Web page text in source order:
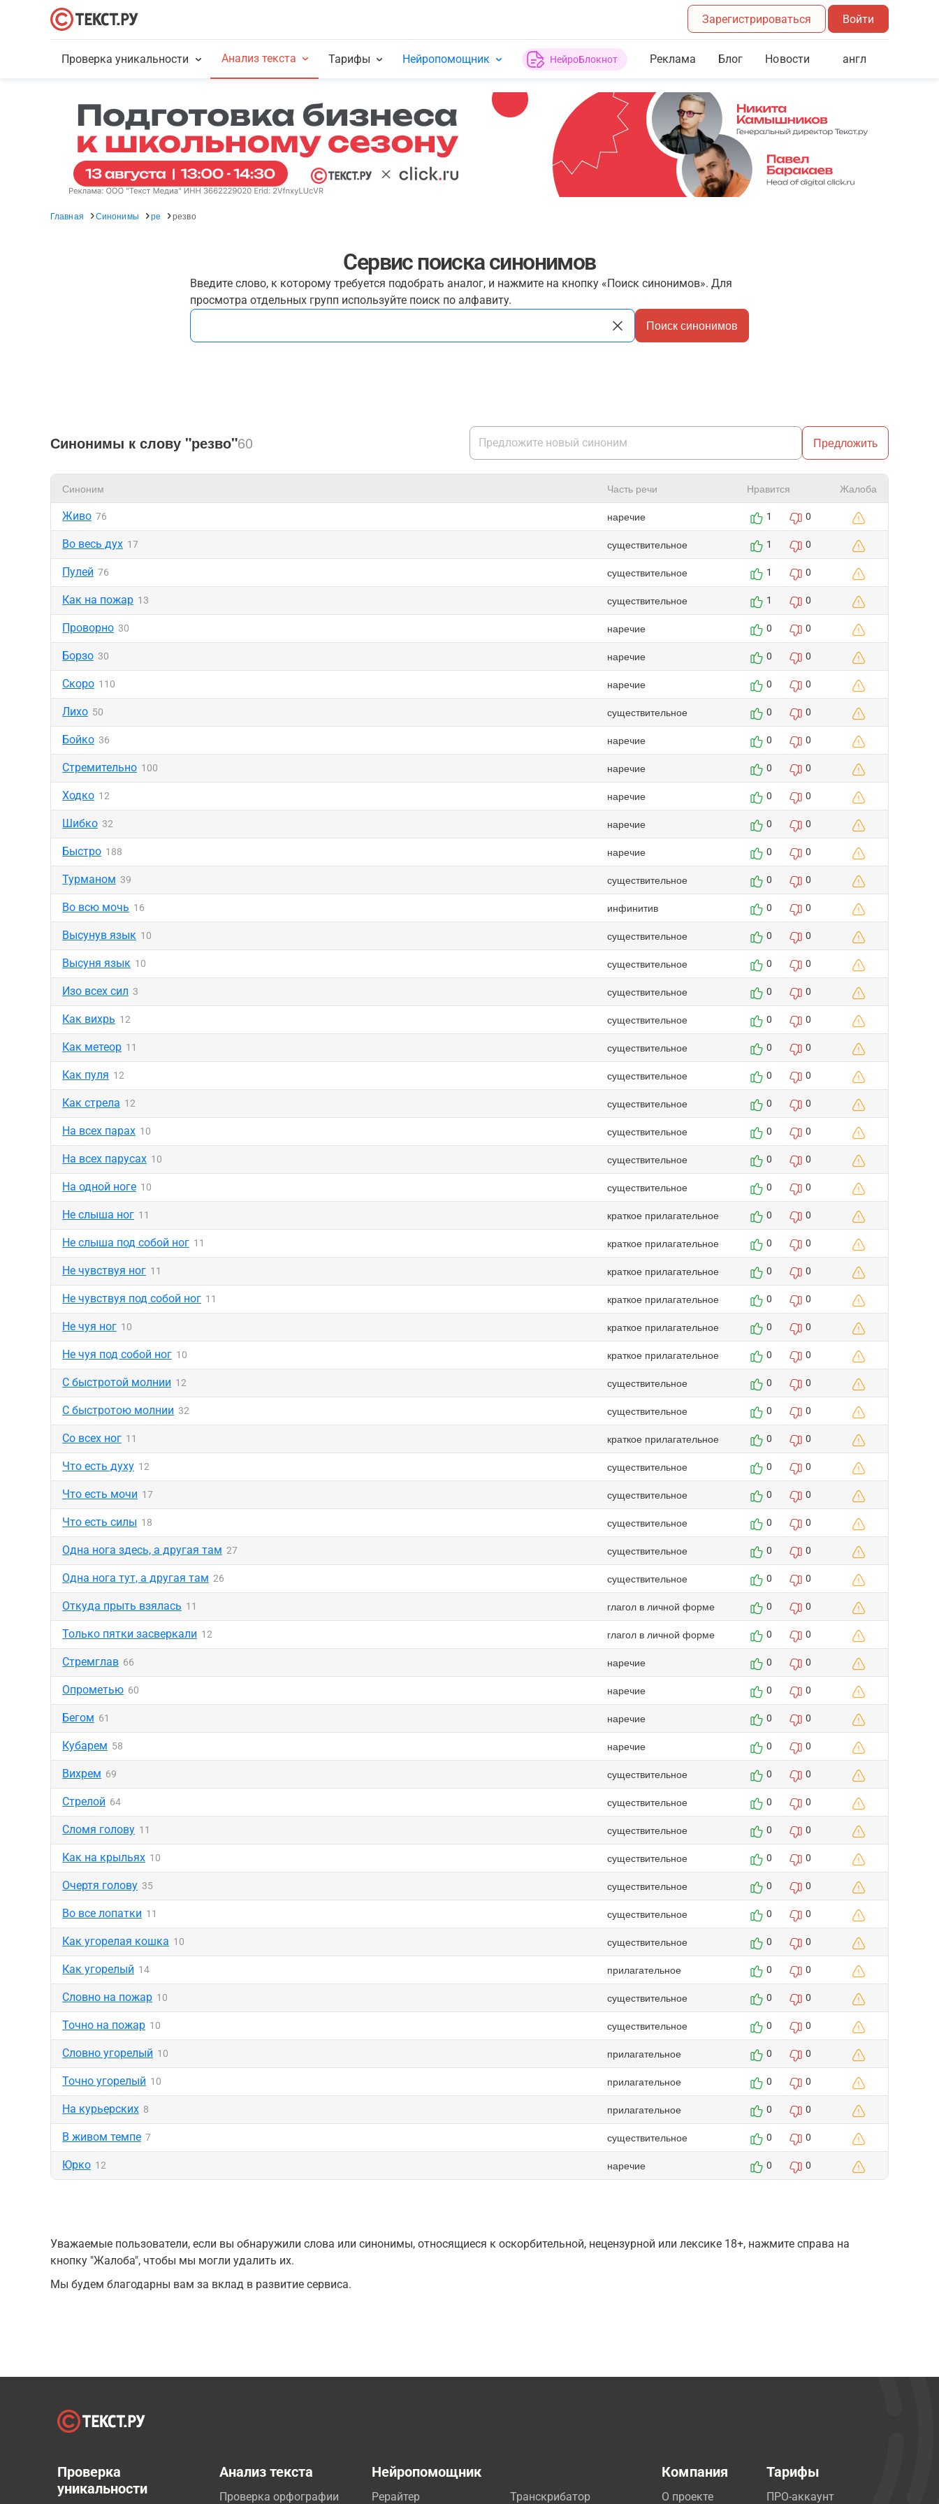
Зарегистрироваться Войти
Проверка уникальности Анализ текста Тарифы Нейропомощник НейроБлокнот Реклама Блог Новости англ
Главная Синонимы ре резво
Сервис поиска синонимов
Введите слово, к которому требуется подобрать аналог, и нажмите на кнопку «Поиск синонимов». Для
просмотра отдельных групп используйте поиск по алфавиту.
Поиск синонимов
Синонимы к слову "резво"60 Предложить
Синоним Часть речи Нравится Жалоба
Живо 76 наречие 1 0
Во весь дух 17 существительное 1 0
Пулей 76 существительное 1 0
Как на пожар 13 существительное 1 0
Проворно 30 наречие 0 0
Борзо 30 наречие 0 0
Скоро 110 наречие 0 0
Лихо 50 существительное 0 0
Бойко 36 наречие 0 0
Стремительно 100 наречие 0 0
Ходко 12 наречие 0 0
Шибко 32 наречие 0 0
Быстро 188 наречие 0 0
Турманом 39 существительное 0 0
Во всю мочь 16 инфинитив 0 0
Высунув язык 10 существительное 0 0
Высуня язык 10 существительное 0 0
Изо всех сил 3 существительное 0 0
Как вихрь 12 существительное 0 0
Как метеор 11 существительное 0 0
Как пуля 12 существительное 0 0
Как стрела 12 существительное 0 0
На всех парах 10 существительное 0 0
На всех парусах 10 существительное 0 0
На одной ноге 10 существительное 0 0
Не слыша ног 11 краткое прилагательное 0 0
Не слыша под собой ног 11 краткое прилагательное 0 0
Не чувствуя ног 11 краткое прилагательное 0 0
Не чувствуя под собой ног 11 краткое прилагательное 0 0
Не чуя ног 10 краткое прилагательное 0 0
Не чуя под собой ног 10 краткое прилагательное 0 0
С быстротой молнии 12 существительное 0 0
С быстротою молнии 32 существительное 0 0
Со всех ног 11 краткое прилагательное 0 0
Что есть духу 12 существительное 0 0
Что есть мочи 17 существительное 0 0
Что есть силы 18 существительное 0 0
Одна нога здесь, а другая там 27 существительное 0 0
Одна нога тут, а другая там 26 существительное 0 0
Откуда прыть взялась 11 глагол в личной форме 0 0
Только пятки засверкали 12 глагол в личной форме 0 0
Стремглав 66 наречие 0 0
Опрометью 60 наречие 0 0
Бегом 61 наречие 0 0
Кубарем 58 наречие 0 0
Вихрем 69 существительное 0 0
Стрелой 64 существительное 0 0
Сломя голову 11 существительное 0 0
Как на крыльях 10 существительное 0 0
Очертя голову 35 существительное 0 0
Во все лопатки 11 существительное 0 0
Как угорелая кошка 10 существительное 0 0
Как угорелый 14 прилагательное 0 0
Словно на пожар 10 существительное 0 0
Точно на пожар 10 существительное 0 0
Словно угорелый 10 прилагательное 0 0
Точно угорелый 10 прилагательное 0 0
На курьерских 8 прилагательное 0 0
В живом темпе 7 существительное 0 0
Юрко 12 наречие 0 0
Уважаемые пользователи, если вы обнаружили слова или синонимы, относящиеся к оскорбительной, нецензурной или лексике 18+, нажмите справа на
кнопку "Жалоба", чтобы мы могли удалить их.
Мы будем благодарны вам за вклад в развитие сервиса.
Проверка
уникальности
Анализ текста
Проверка орфографии
Нейропомощник
Рерайтер Транскрибатор
Компания
О проекте
Тарифы
ПРО-аккаунт